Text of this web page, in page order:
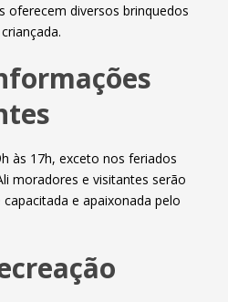
oferecem diversos brinquedos
às 17h, exceto nos feriados
moradores e visitantes serão
e apaixonada pelo